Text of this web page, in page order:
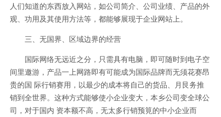
人们知道的东西放入网站，如公司简介、公司业绩、产品的外
观、功用及其使用方法等，都能够展现于企业网站上。
三、无国界、区域边界的经营
国际网络无远近之分，只需具有电脑，即可随时到电子空
间里邀游，产品一上网路即有可能成为国际品牌而无须花赛昂
贵的国 际行销赛用，以最少的成本将自己的货品、月艮务推
销到全世界。这种方式能够使小企业变大，本乡公司变全球公
司，对于国内 资本额不高，无太多行销预筧的中小企业而